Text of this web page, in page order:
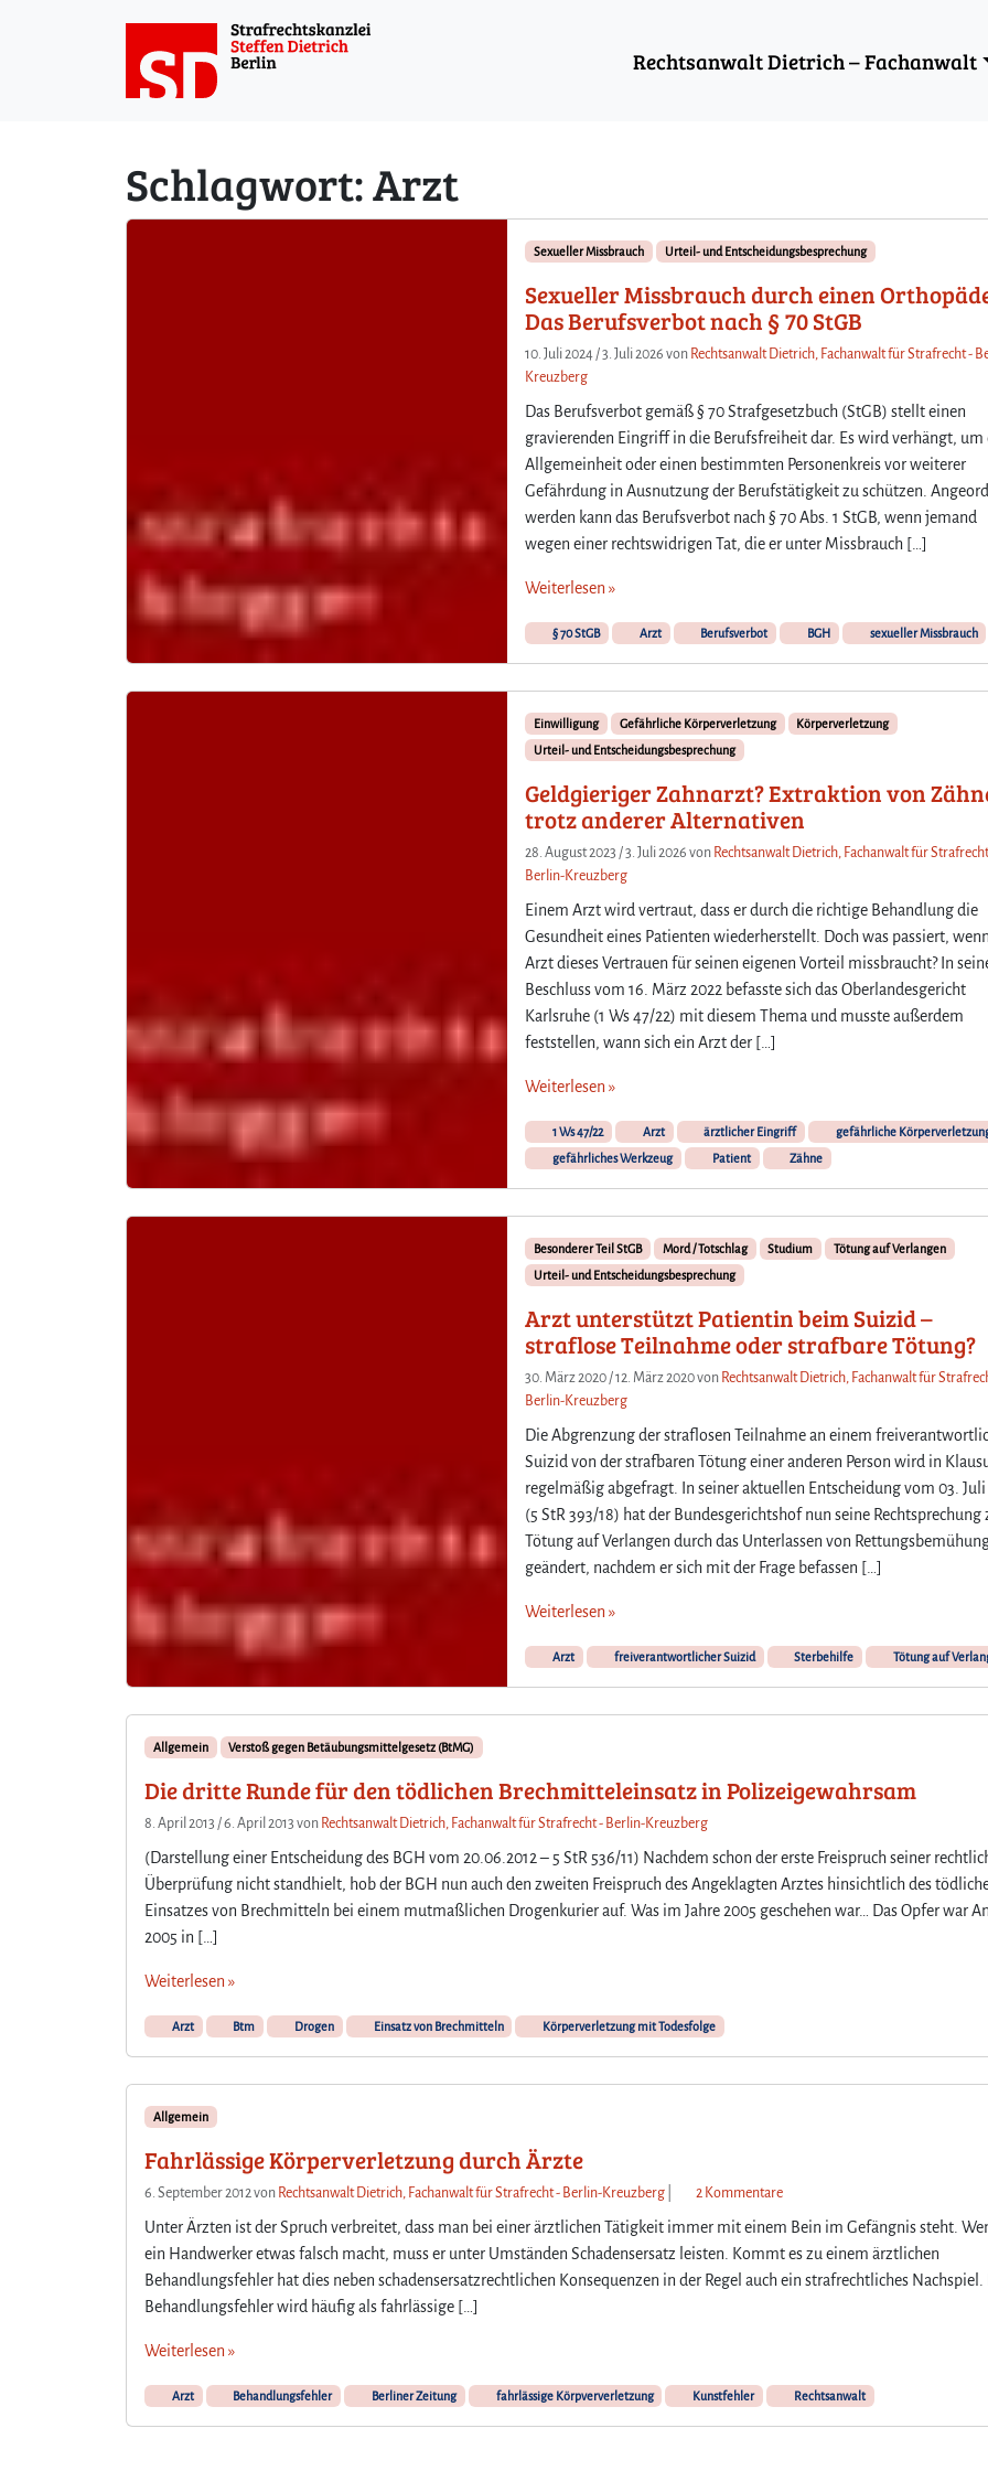
Rechtsanwalt Dietrich – Fachanwalt
Schlagwort:Arzt
Sexueller Missbrauch Urteil- und Entscheidungsbesprechung
Sexueller Missbrauch durch einen
Das Berufsverbot nach § 70 StGB
10. Juli 2024 /3. Juli 2026 von Rechtsanwalt Dietrich, Fachanwalt für Strafrecht -
Kreuzberg
Das Berufsverbot gemäß § 70 Strafgesetzbuch (StGB) stellt einen
gravierenden Eingriff in die Berufsfreiheit dar. Es wird verhängt, um
Allgemeinheit oder einen bestimmten Personenkreis vor weiterer
Gefährdung in Ausnutzung der Berufstätigkeit zu schützen.
werden kann das Berufsverbot nach § 70 Abs. 1 StGB, wenn jemand
wegen einer rechtswidrigen Tat, die er unter Missbrauch […]
Weiterlesen »
§ 70 StGB Arzt Berufsverbot BGH sexueller Missbrauch
Einwilligung Gefährliche Körperverletzung
Körperverletzung
Urteil- und Entscheidungsbesprechung
Geldgieriger Zahnarzt? Extraktion von
trotz anderer Alternativen
28. August 2023 /3. Juli 2026 von Rechtsanwalt Dietrich, Fachanwalt für
Berlin-Kreuzberg
Einem Arzt wird vertraut, dass er durch die richtige Behandlung die
Gesundheit eines Patienten wiederherstellt. Doch was passiert,
Arzt dieses Vertrauen für seinen eigenen Vorteil missbraucht? In
Beschluss vom 16. März 2022 befasste sich das Oberlandesgericht
Karlsruhe (1 Ws 47/22) mit diesem Thema und musste außerdem
feststellen, wann sich ein Arzt der […]
Weiterlesen »
1 Ws 47/22 Arzt ärztlicher Eingriff
gefährliche
gefährliches Werkzeug
Patient Zähne
Besonderer Teil StGB Mord / Totschlag Studium
Tötung auf Verlangen
Urteil- und Entscheidungsbesprechung
Arzt unterstützt Patientin beim Suizid –
straflose Teilnahme oder strafbare Tötung?
30. März 2020 /12. März 2020von Rechtsanwalt Dietrich, Fachanwalt für
Berlin-Kreuzberg
Die Abgrenzung der straflosen Teilnahme an einem
Suizid von der strafbaren Tötung einer anderen Person wird in
regelmäßig abgefragt. In seiner aktuellen Entscheidung vom 03. Juli
(5 StR 393/18) hat der Bundesgerichtshof nun seine Rechtsprechung
Tötung auf Verlangen durch das Unterlassen von
geändert, nachdem er sich mit der Frage befassen […]
Weiterlesen »
Arzt freiverantwortlicher Suizid Sterbehilfe Tötung auf
Allgemein Verstoß gegen Betäubungsmittelgesetz (BtMG)
Die dritte Runde für den tödlichen Brechmitteleinsatz in Polizeigewahrsam
8. April 2013 /6. April 2013 von Rechtsanwalt Dietrich, Fachanwalt für Strafrecht - Berlin-Kreuzberg
(Darstellung einer Entscheidung des BGH vom 20.06.2012 – 5 StR 536/11) Nachdem schon der erste Freispruch seiner
Überprüfung nicht standhielt, hob der BGH nun auch den zweiten Freispruch des Angeklagten Arztes hinsichtlich des
Einsatzes von Brechmitteln bei einem mutmaßlichen Drogenkurier auf. Was im Jahre 2005 geschehen war… Das Opfer war
2005 in […]
Weiterlesen »
Arzt Btm Drogen Einsatz von Brechmitteln Körperverletzung mit Todesfolge
Allgemein
Fahrlässige Körperverletzung durch Ärzte
6. September 2012von Rechtsanwalt Dietrich, Fachanwalt für Strafrecht - Berlin-Kreuzberg 2 Kommentarez
a
h
i
Unter Ärzten ist der Spruch verbreitet, dass man bei einer ärztlichen Tätigkeit immer mit einem Bein im Gefängnis steht.
ein Handwerker etwas falsch macht, muss er unter Umständen Schadensersatz leisten. Kommt es zu einem ärztlichen
Behandlungsfehler hat dies neben schadensersatzrechtlichen Konsequenzen in der Regel auch ein strafrechtliches Nachspiel.
Behandlungsfehler wird häufig als fahrlässige […]
Weiterlesen »
Arzt Behandlungsfehler Berliner Zeitung fahrlässige Körpververletzung Kunstfehler Rechtsanwalt